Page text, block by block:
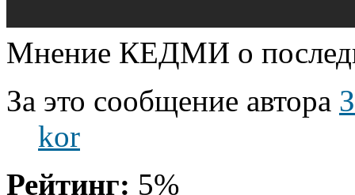
Мнение КЕДМИ о
За это сообщение автора
kor
Рейтинг: 5%